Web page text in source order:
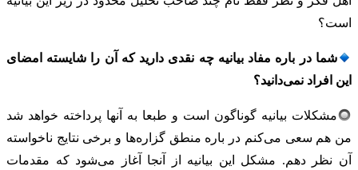
است؟
شما در باره مفاد بیانیه چه نقدی دارید که آن را شایسته امضای
این افراد نمی‌دانید؟
مشکلات بیانیه گوناگون است و طبعا به آنها پرداخته خواهد شد
من هم سعی می‌کنم در باره منطق گزاره‌ها و برخی نتایج ناخواسته
آن نظر دهم. مشکل این بیانیه از آنجا آغاز می‌شود که مقدمات